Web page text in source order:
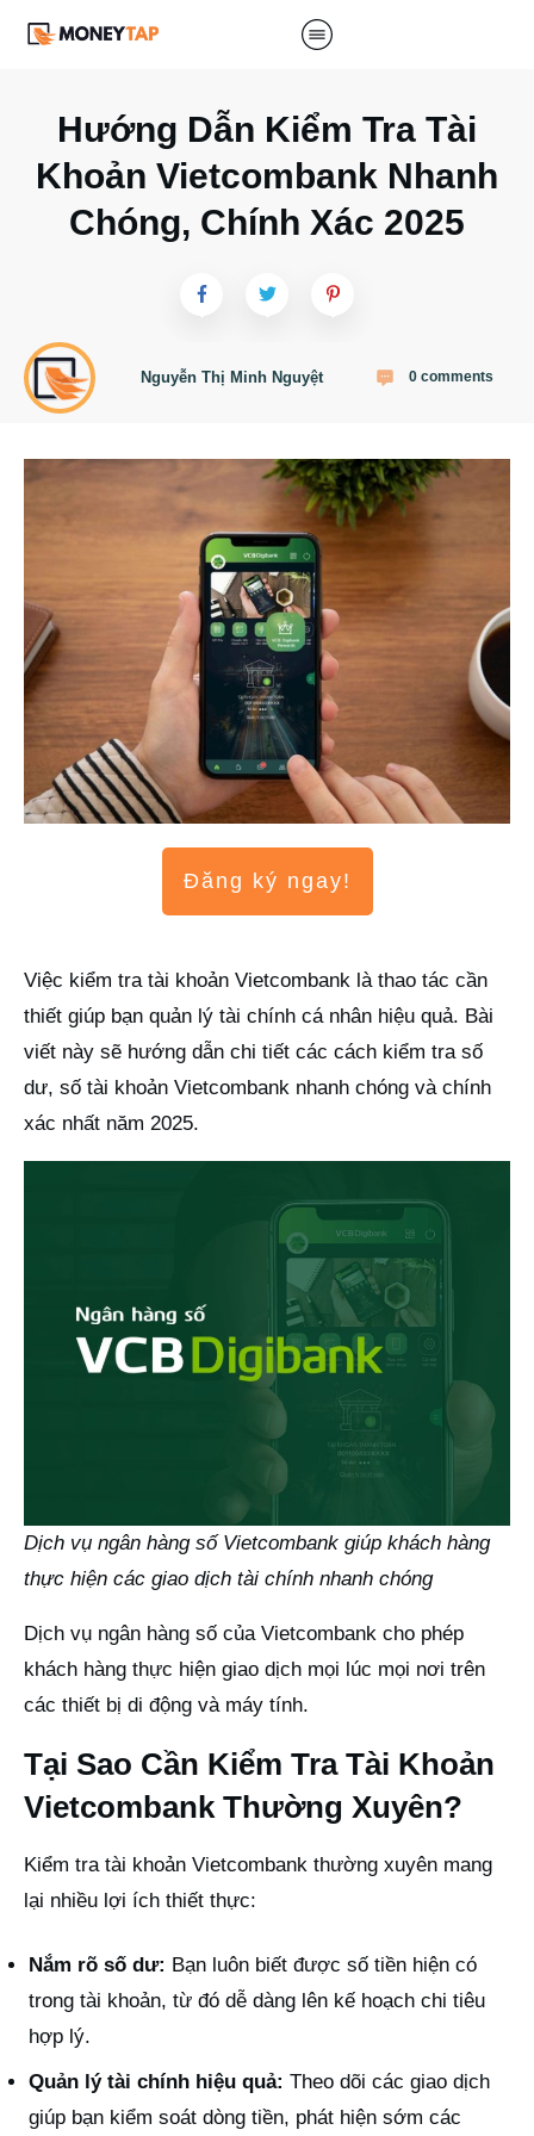
Hướng Dẫn Kiểm Tra Tài
Khoản Vietcombank Nhanh
Chóng, Chính Xác 2025
Nguyễn Thị Minh Nguyệt 0comments
Đăng ký ngay!
Việc kiểm tra tài khoản Vietcombank là thao tác cần
thiết giúp bạn quản lý tài chính cá nhân hiệu quả. Bài
viết này sẽ hướng dẫn chi tiết các cách kiểm tra số
dư, số tài khoản Vietcombank nhanh chóng và chính
xác nhất năm 2025.
Dịch vụ ngân hàng số Vietcombank giúp khách hàng
thực hiện các giao dịch tài chính nhanh chóng
Dịch vụ ngân hàng số của Vietcombank cho phép
khách hàng thực hiện giao dịch mọi lúc mọi nơi trên
các thiết bị di động và máy tính.
Tại Sao Cần Kiểm Tra Tài Khoản
Vietcombank Thường Xuyên?
Kiểm tra tài khoản Vietcombank thường xuyên mang
lại nhiều lợi ích thiết thực:
Nắm rõ số dư: Bạn luôn biết được số tiền hiện có
trong tài khoản, từ đó dễ dàng lên kế hoạch chi tiêu
hợp lý.
Quản lý tài chính hiệu quả: Theo dõi các giao dịch
giúp bạn kiểm soát dòng tiền, phát hiện sớm các